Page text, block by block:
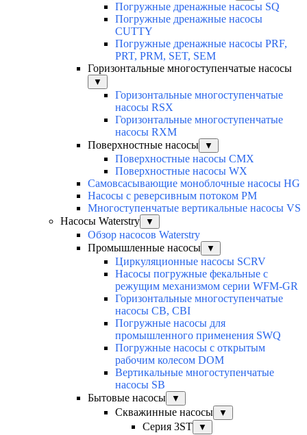
Погружные дренажные насосы SQ
Погружные дренажные насосы
CUTTY
Погружные дренажные насосы PRF,
PRT, PRM, SET, SEM
Горизонтальные многоступенчатые насосы
▼
Горизонтальные многоступенчатые
насосы RSX
Горизонтальные многоступенчатые
насосы RXM
Поверхностные насосы
▼
Поверхностные насосы CMX
Поверхностные насосы WX
Самовсасывающие моноблочные насосы HG
Насосы с реверсивным потоком PM
Многоступенчатые вертикальные насосы VS
Насосы Waterstry
▼
Обзор насосов Waterstry
Промышленные насосы
▼
Циркуляционные насосы SCRV
Насосы погружные фекальные с
режущим механизмом серии WFM-GR
Горизонтальные многоступенчатые
насосы CB, CBI
Погружные насосы для
промышленного применения SWQ
Погружные насосы с открытым
рабочим колесом DOM
Вертикальные многоступенчатые
насосы SB
Бытовые насосы
▼
Скважинные насосы ▼
Серия 3ST ▼